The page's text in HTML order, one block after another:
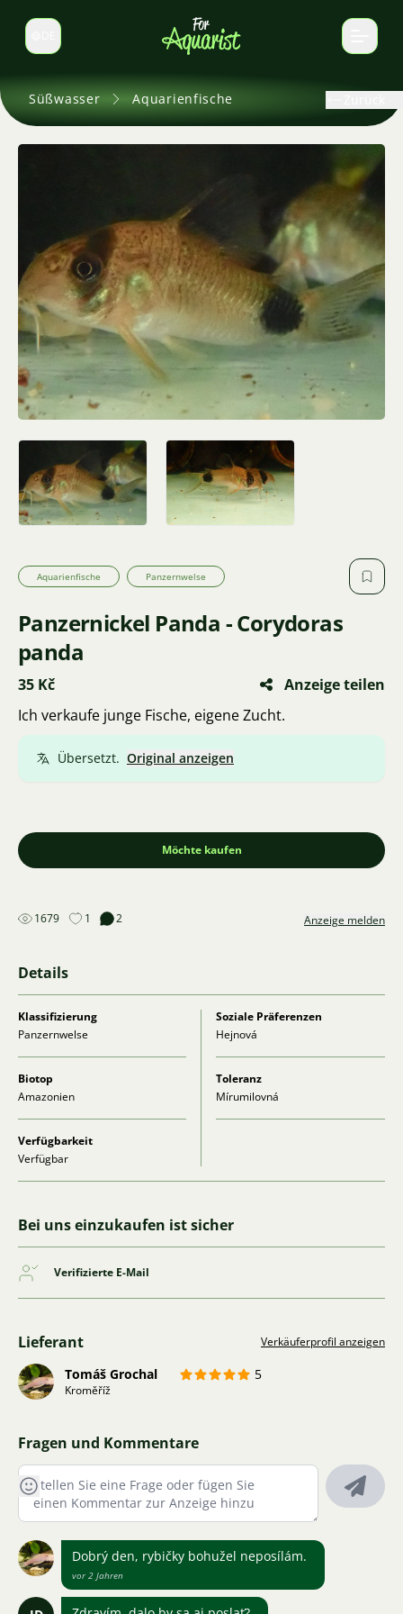
Sprache wechseln
Süßwasser Aquarienfische
Aquarienfische Panzernwelse
Panzernickel Panda - Corydoras
panda
35 Kč
Anzeige teilen
Ich verkaufe junge Fische, eigene Zucht.
Übersetzt. Original anzeigen
Möchte kaufen
1679 1 2 Anzeige melden
Details
Klassifizierung
Panzernwelse
Soziale Präferenzen
Hejnová
Biotop
Amazonien
Toleranz
Mírumilovná
Verfügbarkeit
Verfügbar
Bei uns einzukaufen ist sicher
Verifizierte E-Mail
Lieferant Verkäuferprofil anzeigen
Tomáš Grochal 5
Kroměříž
Fragen und Kommentare
Dobrý den, rybičky bohužel neposílám.
vor 2 Jahren